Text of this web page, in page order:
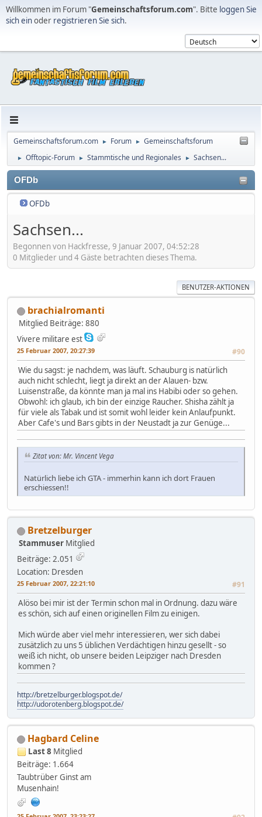
Willkommen im Forum "Gemeinschaftsforum.com". Bitte loggen Sie
sich einoder registrieren Sie sich.
Gemeinschaftsforum.com ► Forum ► Gemeinschaftsforum
► Offtopic-Forum ► Stammtische und Regionales ► Sachsen...
OFDb
OFDb
Sachsen...
Begonnen von Hackfresse, 9 Januar 2007, 04:52:28
0 Mitglieder und 4 Gäste betrachten dieses Thema.
BENUTZER-AKTIONEN
brachialromanti
Mitglied Beiträge: 880
Vivere militare est
25 Februar 2007, 20:27:39 #90
Wie du sagst: je nachdem, was läuft. Schauburg is natürlich
auch nicht schlecht, liegt ja direkt an der Alauen- bzw.
Luisenstraße, da könnte man ja mal ins Habibi oder so gehen.
Obwohl: ich glaub, ich bin der einzige Raucher. Shisha zählt ja
für viele als Tabak und ist somit wohl leider kein Anlaufpunkt.
Aber Cafe's und Bars gibts in der Neustadt ja zur Genüge...
Zitat von: Mr. Vincent Vega
Natürlich liebe ich GTA - immerhin kann ich dort Frauen
erschiessen!!
Bretzelburger
Stammuser Mitglied
Beiträge: 2.051
Location: Dresden
25 Februar 2007, 22:21:10 #91
Alöso bei mir ist der Termin schon mal in Ordnung. dazu wäre
es schön, sich auf einen originellen Film zu einigen.
Mich würde aber viel mehr interessieren, wer sich dabei
zusätzlich zu uns 5 üblichen Verdächtigen hinzu gesellt - so
weiß ich nicht, ob unsere beiden Leipziger nach Dresden
kommen ?
http://bretzelburger.blogspot.de/
http://udorotenberg.blogspot.de/
Hagbard Celine
Last 8 Mitglied
Beiträge: 1.664
Taubtrüber Ginst am
Musenhain!